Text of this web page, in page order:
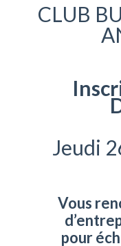
CLUB
Jeudi
Vous
pour